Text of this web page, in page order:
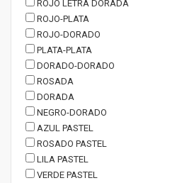
ROJO LETRA DORADA
ROJO-PLATA
ROJO-DORADO
PLATA-PLATA
DORADO-DORADO
ROSADA
DORADA
NEGRO-DORADO
AZUL PASTEL
ROSADO PASTEL
LILA PASTEL
VERDE PASTEL